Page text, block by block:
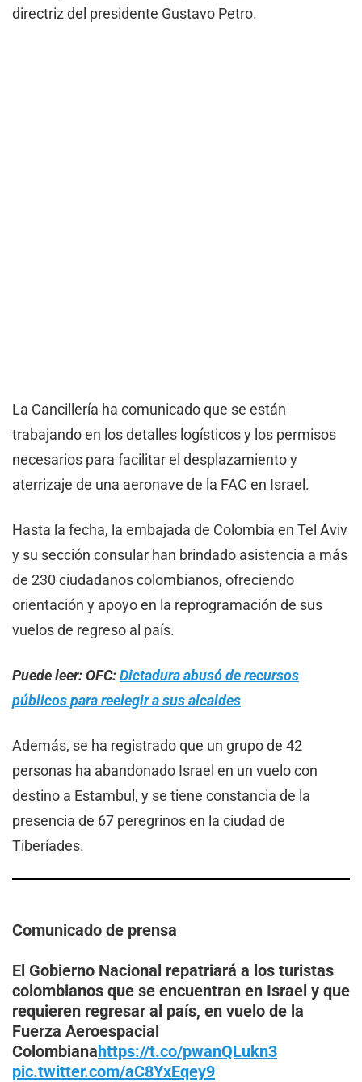
directriz del presidente Gustavo Petro.
La Cancillería ha comunicado que se están
trabajando en los detalles logísticos y los permisos
necesarios para facilitar el desplazamiento y
aterrizaje de una aeronave de la FAC en Israel.
Hasta la fecha, la embajada de Colombia en Tel Aviv
y su sección consular han brindado asistencia a más
de 230 ciudadanos colombianos, ofreciendo
orientación y apoyo en la reprogramación de sus
vuelos de regreso al país.
Puede leer: OFC:Dictadura abusó de recursos
públicos para reelegir a sus alcaldes
Además, se ha registrado que un grupo de 42
personas ha abandonado Israel en un vuelo con
destino a Estambul, y se tiene constancia de la
presencia de 67 peregrinos en la ciudad de
Tiberíades.
Comunicado de prensa
El Gobierno Nacional repatriará a los turistas
colombianos que se encuentran en Israel y que
requieren regresar al país, en vuelo de la
Fuerza Aeroespacial
Colombianahttps://t.co/pwanQLukn3
pic.twitter.com/aC8YxEqey9